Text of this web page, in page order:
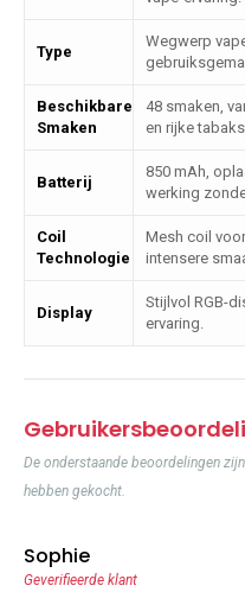
Type
Wegwerp
Beschikbare
Smaken
48 smaken,
en rijke
Batterij
850 mAh,
werking
Coil
Technologie
Mesh coil
intensere
Display
Stijlvol RGB-
ervaring.
De onderstaande beoordelingen
hebben gekocht.
Sophie
Geverifieerde klant